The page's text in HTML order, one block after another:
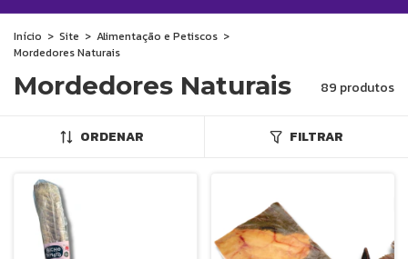
Início > Site > Alimentação e Petiscos >
Mordedores Naturais
Mordedores Naturais 89 produtos
ORDENAR FILTRAR